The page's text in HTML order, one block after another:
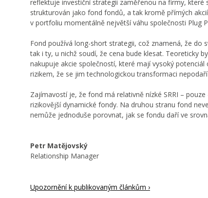
reflektuje investiční strategii zaměřenou na firmy,
strukturován jako fond fondů, a tak kromě přímých
v portfoliu momentálně největší váhu společnosti Plug
Fond používá long-short strategii, což znamená, že do
tak i ty, u nichž soudí, že cena bude klesat. Teoreticky
nakupuje akcie společností, které mají vysoký
rizikem, že se jim technologickou transformaci
Zajímavostí je, že fond má relativně nízké SRRI –
rizikovější dynamické fondy. Na druhou stranu fond
nemůže jednoduše porovnat, jak se fondu daří ve
Petr Matějovský
Relationship Manager
Upozornění k publikovaným článkům ›